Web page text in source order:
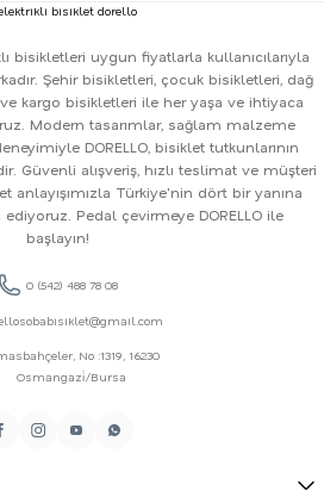
bisikletleri uygun fiyatlarla kullanıcılarıyla
Şehir bisikletleri, çocuk bisikletleri, dağ
kargo bisikletleri ile her yaşa ve ihtiyaca
Modern tasarımlar, sağlam malzeme
DORELLO, bisiklet tutkunlarının
Güvenli alışveriş, hızlı teslimat ve müşteri
anlayışımızla Türkiye'nin dört bir yanına
Pedal çevirmeye DORELLO ile
başlayın!
0 (542) 488 78 08
No :1319, 16230
Osmangazi̇/Bursa